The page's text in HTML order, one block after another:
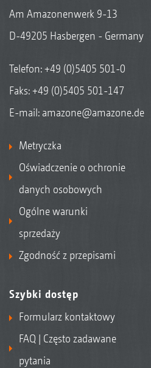
Am Amazonenwerk 9-13
D-49205 Hasbergen - Germany
Telefon:+49 (0)5405 501-0
Faks: +49 (0)5405 501-147
E-mail: amazone@amazone.de
Metryczka
Oświadczenie o ochronie
danych osobowych
Ogólne warunki
sprzedaży
Zgodność z przepisami
Szybki dostęp
Formularz kontaktowy
FAQ | Często zadawane
pytania